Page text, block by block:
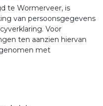
te Wormerveer, is
van persoonsgegevens
Voor
ten aanzien hiervan
met